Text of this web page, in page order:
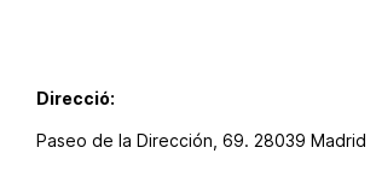
Direcció:
Paseo de la Dirección, 69. 28039 Madrid